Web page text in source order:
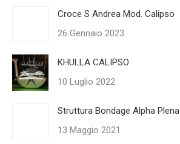
Croce S Andrea Mod. Calipso
26 Gennaio 2023
KHULLA CALIPSO
10 Luglio 2022
Struttura Bondage Alpha Plena
13 Maggio 2021